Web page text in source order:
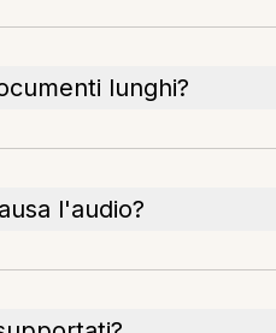
lunghi?
l'audio?